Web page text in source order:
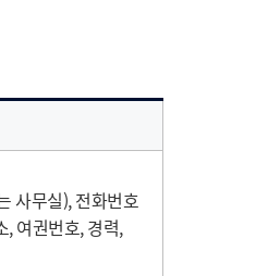
사무실), 전화번호
, 여권번호, 경력,